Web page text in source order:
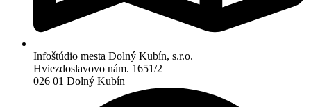
Infoštúdio mesta Dolný Kubín, s.r.o.
Hviezdoslavovo nám. 1651/2
026 01 Dolný Kubín